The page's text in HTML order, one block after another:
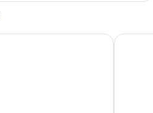
Invisa